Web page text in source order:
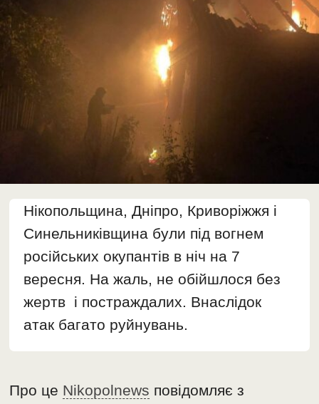
Нікопольщина, Дніпро, Криворіжжя і
Синельниківщина були під вогнем
російських окупантів в ніч на 7
вересня. На жаль, не обійшлося без
жертв і постраждалих. Внаслідок
атак багато руйнувань.
Про це Nikopolnews повідомляє з